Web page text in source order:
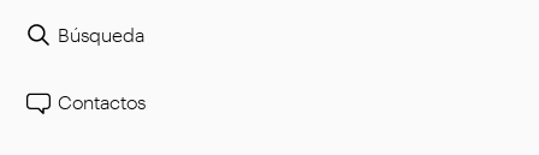
Búsqueda
Contactos